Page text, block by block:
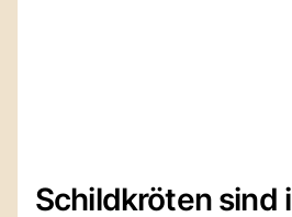
Schildkröten sind